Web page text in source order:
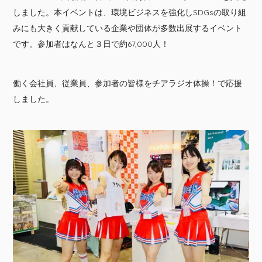
しました。本イベントは、環境ビジネスを強化しSDGsの取り組
みにも大きく貢献している企業や団体が多数出展するイベント
です。参加者はなんと３日で約67,000人！
働く会社員、従業員、参加者の皆様をチアラジオ体操！で応援
しました。